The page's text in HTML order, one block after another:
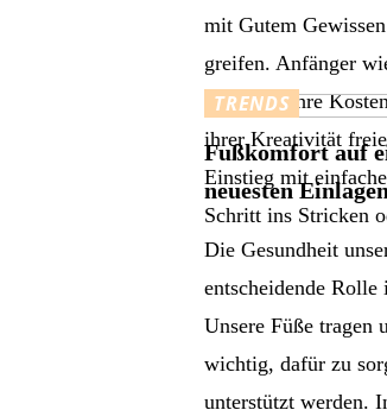
mit Gutem
greifen. Anfänger
dabei auf ihre
ihrer Kreativität
Einstieg mit
Schritt ins Stricken
TRENDS
Fußkomfort auf
neuesten
Die Gesundheit
entscheidende Rolle
Unsere Füße tragen
wichtig, dafür zu
unterstützt werden.